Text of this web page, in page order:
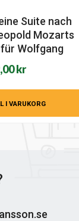
Suite nach
Mozarts
Wolfgang
kr
I VARUKORG